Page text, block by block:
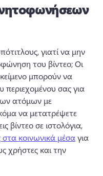
γιατί να μην
του βίντεο; Οι
μπορούν να
περιεχομένου σας για
ατόμων με
να μετατρέψετε
βίντεο σε ιστολόγια,
στα κοινωνικά μέσα για
χρήστες και την